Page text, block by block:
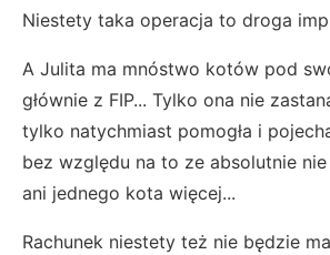
Niestety taka operacja to droga
A Julita ma mnóstwo kotów pod
głównie z FIP... Tylko ona nie
tylko natychmiast pomogła i
bez względu na to ze absolutnie nie
ani jednego kota więcej...
Rachunek niestety też nie będzie